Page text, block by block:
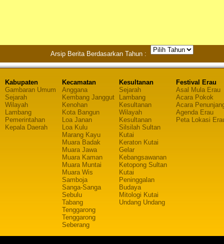
Arsip Berita Berdasarkan Tahun :
Kabupaten
Gambaran Umum
Sejarah
Wilayah
Lambang
Pemerintahan
Kepala Daerah
Kecamatan
Anggana
Kembang Janggut
Kenohan
Kota Bangun
Loa Janan
Loa Kulu
Marang Kayu
Muara Badak
Muara Jawa
Muara Kaman
Muara Muntai
Muara Wis
Samboja
Sanga-Sanga
Sebulu
Tabang
Tenggarong
Tenggarong
Seberang
Kesultanan
Sejarah
Lambang
Kesultanan
Wilayah
Kesultanan
Silsilah Sultan
Kutai
Keraton Kutai
Gelar
Kebangsawanan
Ketopong Sultan
Kutai
Peninggalan
Budaya
Mitologi Kutai
Undang Undang
Festival Erau
Asal Mula Erau
Acara Pokok
Acara
Agenda Erau
Peta Lokasi